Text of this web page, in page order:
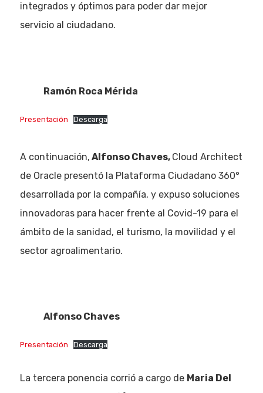
integrados y óptimos para poder dar mejor
servicio al ciudadano.
Ramón Roca Mérida
Presentación Descarga
A continuación, Alfonso Chaves, Cloud Architect
de Oracle presentó la Plataforma Ciudadano 360°
desarrollada por la compañía, y expuso soluciones
innovadoras para hacer frente al Covid-19 para el
ámbito de la sanidad, el turismo, la movilidad y el
sector agroalimentario.
Alfonso Chaves
Presentación Descarga
La tercera ponencia corrió a cargo de Maria Del